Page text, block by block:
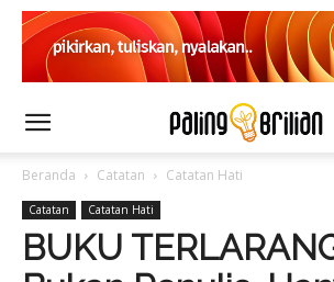
Beranda Catatan Catatan Hati
Catatan Catatan Hati
BUKU